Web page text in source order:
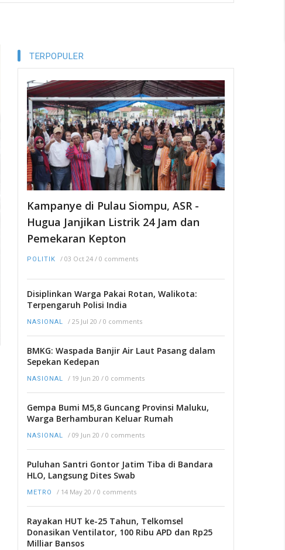
TERPOPULER
Kampanye di Pulau Siompu, ASR -
Hugua Janjikan Listrik 24 Jam dan
Pemekaran Kepton
POLITIK / 03 Oct 24 / 0 comments
Disiplinkan Warga Pakai Rotan, Walikota:
Terpengaruh Polisi India
NASIONAL / 25 Jul 20 / 0 comments
BMKG: Waspada Banjir Air Laut Pasang dalam
Sepekan Kedepan
NASIONAL / 19 Jun 20 / 0 comments
Gempa Bumi M5,8 Guncang Provinsi Maluku,
Warga Berhamburan Keluar Rumah
NASIONAL / 09 Jun 20 / 0 comments
Puluhan Santri Gontor Jatim Tiba di Bandara
HLO, Langsung Dites Swab
METRO / 14 May 20 / 0 comments
Rayakan HUT ke-25 Tahun, Telkomsel
Donasikan Ventilator, 100 Ribu APD dan Rp25
Milliar Bansos